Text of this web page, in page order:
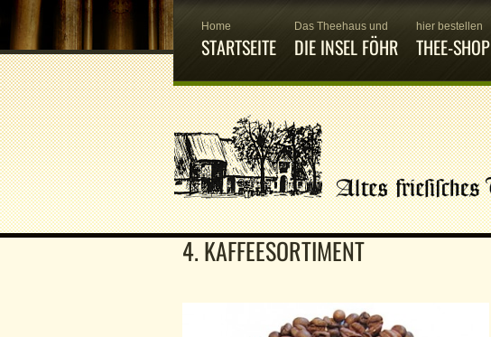
Home
STARTSEITE
Das Theehaus und
DIE INSEL FÖHR
hier bestellen
THEE-SHOP
4. KAFFEESORTIMENT